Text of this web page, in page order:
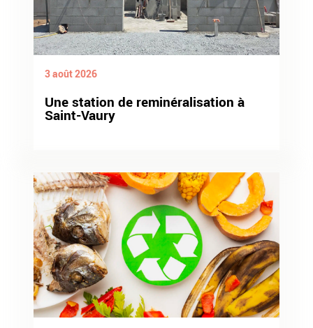
3 août 2026
Une station de reminéralisation à
Saint-Vaury